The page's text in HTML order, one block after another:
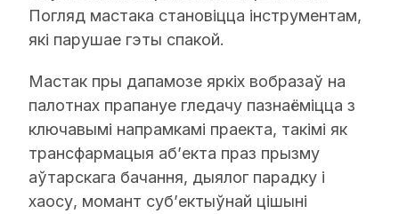
Погляд мастака становіцца інструментам,
які парушае гэты спакой.
Мастак пры дапамозе яркіх вобразаў на
палотнах прапануе гледачу пазнаёміцца з
ключавымі напрамкамі праекта, такімі як
трансфармацыя аб’екта праз прызму
аўтарскага бачання, дыялог парадку і
хаосу, момант суб’ектыўнай цішыні